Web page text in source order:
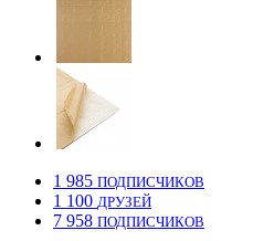
1 985 ПОДПИСЧИКОВ
1 100 ДРУЗЕЙ
7 958 ПОДПИСЧИКОВ